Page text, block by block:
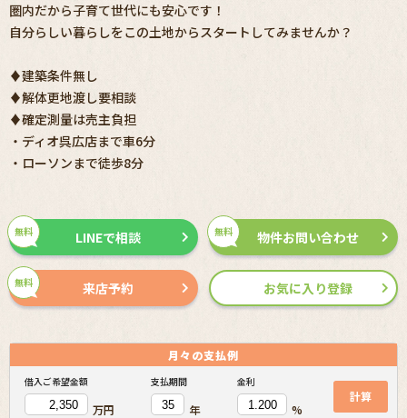
圏内だから子育て世代にも安心です！
自分らしい暮らしをこの土地からスタートしてみませんか？
♦建築条件無し
♦解体更地渡し要相談
♦確定測量は売主負担
・ディオ呉広店まで車6分
・ローソンまで徒歩8分
無料 物件お問い合わせ
無料 LINEで相談
無料 来店予約 お気に入り登録
月々の支払例
借入ご希望金額
万円
支払期間
年
金利
%
計算